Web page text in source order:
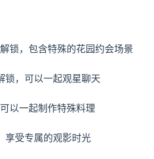
锁，包含特殊的花园约会场景
锁，可以一起观星聊天
以一起制作特殊料理
享受专属的观影时光